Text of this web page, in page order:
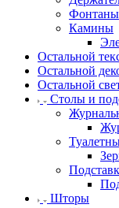
Фонтаны
Камины
Остальной
Остальной
Остальной
Столы и
Шторы